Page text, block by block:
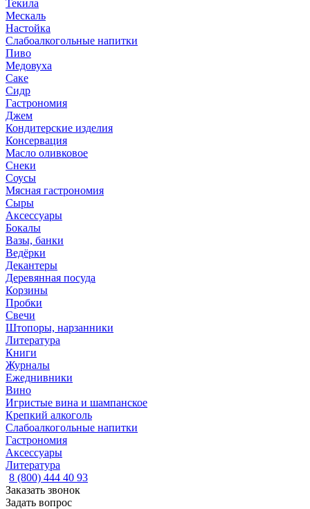
Текила
Мескаль
Настойка
Слабоалкогольные напитки
Пиво
Медовуха
Саке
Сидр
Гастрономия
Джем
Кондитерские изделия
Консервация
Масло оливковое
Снеки
Соусы
Мясная гастрономия
Сыры
Аксессуары
Бокалы
Вазы, банки
Ведёрки
Декантеры
Деревянная посуда
Корзины
Пробки
Свечи
Штопоры, нарзанники
Литература
Книги
Журналы
Ежеднивники
Вино
Игристые вина и шампанское
Крепкий алкоголь
Слабоалкогольные напитки
Гастрономия
Аксессуары
Литература
8 (800) 444 40 93
Заказать звонок
Задать вопрос